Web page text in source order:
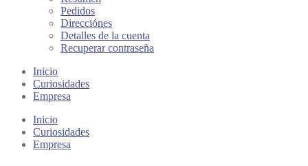
Pedidos
Direcciónes
Detalles de la cuenta
Recuperar contraseña
Inicio
Curiosidades
Empresa
Inicio
Curiosidades
Empresa